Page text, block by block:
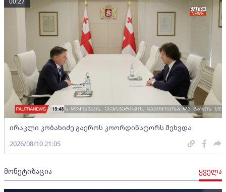
ირაკლი კობახიძე გაეროს კოორდინატორს შეხვდა
2026/08/10 21:05
მონეტიზაცია ყველა